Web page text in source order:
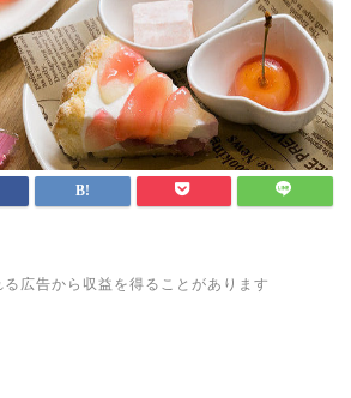
広告から収益を得ることがあります